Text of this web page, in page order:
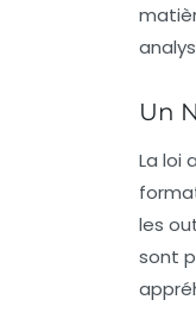
Un
La loi
les
sont